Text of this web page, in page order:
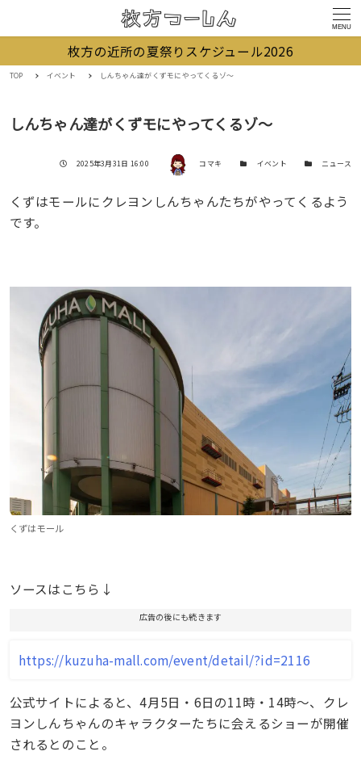
MENU
枚方の近所の夏祭りスケジュール2026
TOP イベント しんちゃん達がくずモにやってくるゾ〜
しんちゃん達がくずモにやってくるゾ〜
投稿日
2025年3月31日 16:00 著者 コマキ カテゴリー
イベント カテゴリー
ニュース
くずはモールにクレヨンしんちゃんたちがやってくるよう
です。
くずはモール
ソースはこちら↓
広告の後にも続きます
https://kuzuha-mall.com/event/detail/?id=2116
公式サイトによると、4月5日・6日の11時・14時〜、クレ
ヨンしんちゃんのキャラクターたちに会えるショーが開催
されるとのこと。